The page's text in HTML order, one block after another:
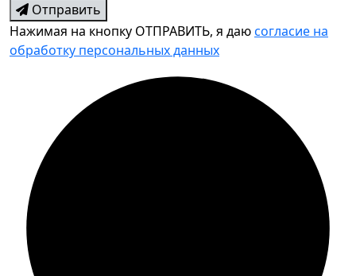
Отправить
Нажимая на кнопку ОТПРАВИТЬ, я даюсогласие на
обработку персональных данных